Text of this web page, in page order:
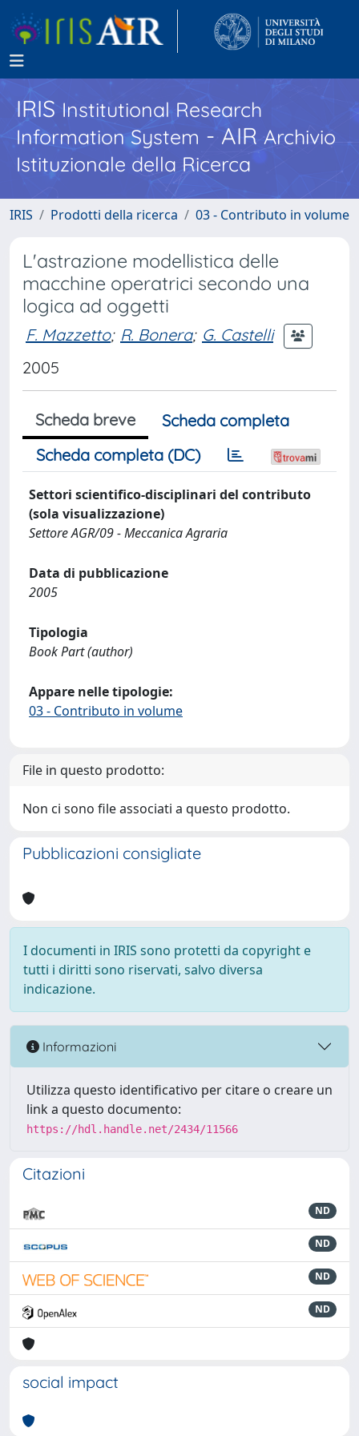
IRISInstitutional Research
Information System - AIR Archivio
Istituzionale della Ricerca
IRIS Prodotti della ricerca 03 - Contributo in volume
L'astrazione modellistica delle
macchine operatrici secondo una
logica ad oggetti
F. Mazzetto; R. Bonera; G. Castelli
2005
Scheda breve
Scheda completa
Scheda completa (DC)
Settori scientifico-disciplinari del contributo
(sola visualizzazione)
Settore AGR/09 - Meccanica Agraria
Data di pubblicazione
2005
Tipologia
Book Part (author)
Appare nelle tipologie:
03 - Contributo in volume
File in questo prodotto:
Non ci sono file associati a questo prodotto.
Pubblicazioni consigliate
I documenti in IRIS sono protetti da copyright e
tutti i diritti sono riservati, salvo diversa
indicazione.
Informazioni
Utilizza questo identificativo per citare o creare un
link a questo documento:
https://hdl.handle.net/2434/11566
Citazioni
ND
ND
ND
ND
social impact